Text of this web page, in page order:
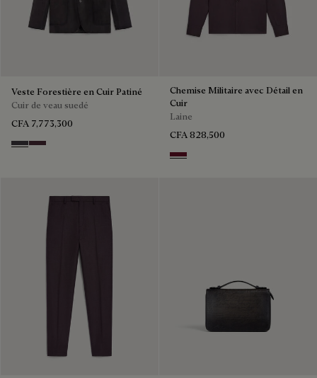
Veste Forestière en Cuir Patiné
Cuir de veau suedé
CFA 7,773,300
Warm Purple Grey
Purple Grape
Chemise Militaire avec Détail en
Cuir
Laine
CFA 828,500
Nero Bordo